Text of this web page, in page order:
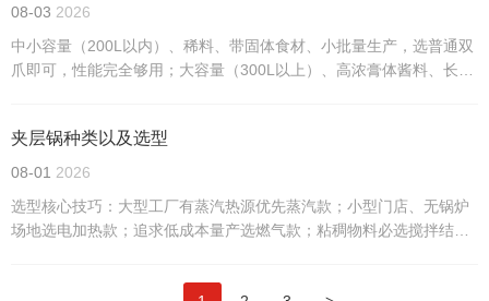
08-03 2026
中小容量（200L以内）、稀料、带固体食材、小批量生产，选普通双
爪即可，性能完全够用；大容量（300L以上）、高浓膏体酱料、长时
夹层锅种类以及选型
08-01 2026
选型核心技巧：大型工厂有蒸汽热源优先蒸汽款；小型门店、无锅炉
场地选电加热款；追求低成本量产选燃气款；粘稠物料必选搅拌结
锈钢，容量根据日常产能匹配即可。